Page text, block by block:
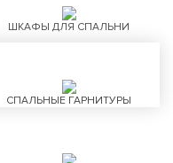
ШКАФЫ ДЛЯ СПАЛЬНИ
СПАЛЬНЫЕ ГАРНИТУРЫ